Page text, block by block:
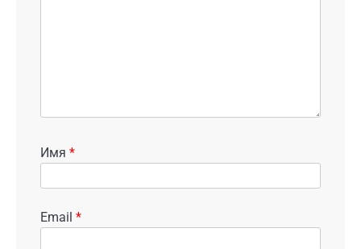
Имя *
Email *